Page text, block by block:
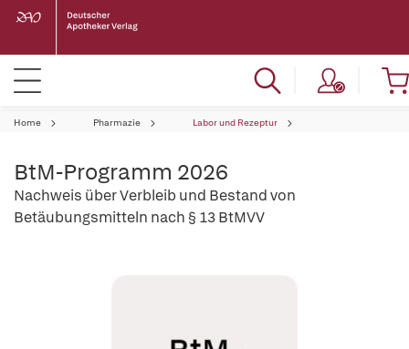
Home Pharmazie Labor und Rezeptur
BtM-Programm 2026
Nachweis über Verbleib und Bestand von
Betäubungsmitteln nach § 13 BtMVV